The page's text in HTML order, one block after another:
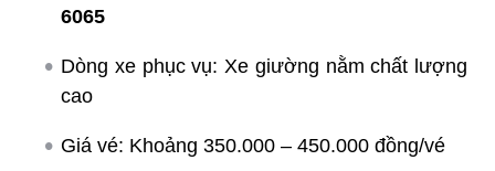
6065
Dòng xe phục vụ: Xe giường nằm chất lượng
cao
Giá vé: Khoảng 350.000 – 450.000 đồng/vé